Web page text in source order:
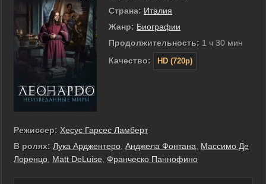
Страна: Италия
Жанр: Биографии
Продолжительность: 1 ч 30 мин
Качество:
HD (720p)
Режиссер: Хесус Гарсес Ламберт
В ролях: Лука Арджентеро Анджела Фонтана
Массимо Де
Лоренцо Matt DeLuise Франческо Паннофино